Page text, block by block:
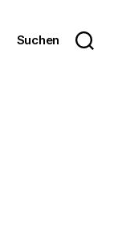
Suchen